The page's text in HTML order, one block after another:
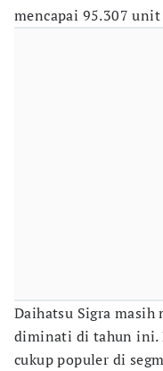
mencapai 95.307
Daihatsu Sigra
diminati di tahun ini.
cukup populer di